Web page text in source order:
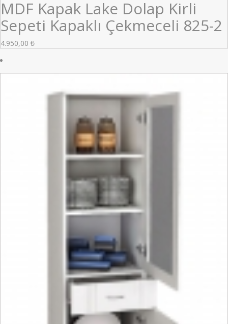
MDF Kapak Lake Dolap Kirli
Sepeti Kapaklı Çekmeceli 825-2
4.950,00 ₺